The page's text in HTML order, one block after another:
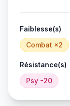
Faiblesse(s)
Combat ×2
Résistance(s)
Psy -20